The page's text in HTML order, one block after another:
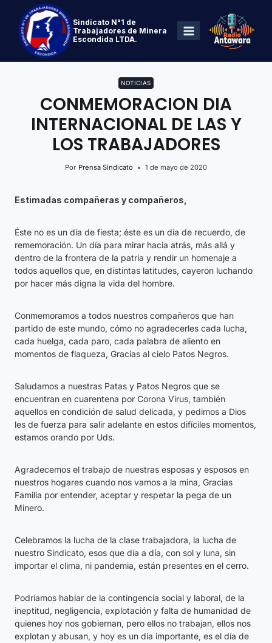
Sindicato N°1 de
Trabajadores de Minera
Escondida LTDA.
NOTICIAS
CONMEMORACION DIA
INTERNACIONAL DE LAS Y
LOS TRABAJADORES
Por Prensa Sindicato 1 de mayo de 2020
Estimadas compañeras y compañeros,
Éste no es un día de fiesta; éste es un día de recuerdo, de
rememoración. Un día para mirar hacia atrás, más allá y
dentro de la frontera de la patria y rendir un homenaje a
todos aquellos que, en distintas latitudes, cayeron luchando
por hacer más digna la vida del hombre.
Conmemoramos a todos nuestros compañeros que han
partido de este mundo, cómo no agradecerles cada lucha,
cada huelga, cada paro, cada palabra de aliento en
momentos de flaqueza, Gracias al cielo Patos Negros.
Saludamos a nuestras Patas y Patos Negros que se
encuentran en cuarentena por Corona Virus, también
aquellos en condición de salud delicada, y pedimos a Dios
les de fuerza para salir adelante en estos difíciles momentos,
estamos orando por Uds.
Agradecemos el trabajo de nuestras esposas y esposos en
nuestros hogares cuando nos vamos a la mina, Gracias
Familia por entender, aceptar y respetar la pega de un
Minero.
Celebramos la lucha de la clase trabajadora, la lucha de
nuestro Sindicato, esos que día a día, con sol y luna, sin
importar el clima, ni pandemia, están presentes en el cerro.
Podríamos hablar de la contingencia social y laboral, de la
ineptitud, negligencia, explotación y falta de humanidad de
quienes hoy nos gobiernan, pero ellos no trabajan, ellos nos
explotan y abusan, y hoy es un día importante, es el día de